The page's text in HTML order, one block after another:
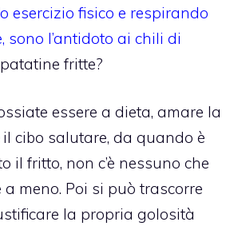
esercizio fisico e respirando
sono l’antidoto ai chili di
fritte?
essere a dieta, amare la
cibo salutare, da quando è
il fritto, non c’è nessuno che
meno. Poi si può trascorre
la propria golosità